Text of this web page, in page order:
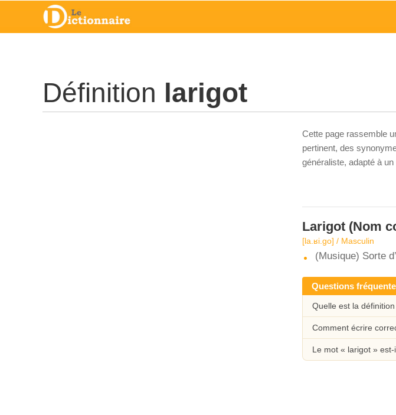
Définition larigot
Cette page rassemble
pertinent, des
généraliste, adapté à
Larigot (Nom
[la.ʁi.ɡo] / Masculin
(Musique) Sorte
Questions
Quelle est la
Comment écrire
Le mot « larigot »